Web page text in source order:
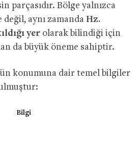
parçasıdır. Bölge yalnızca
aynı zamanda Hz.
yer olarak bilindiği için
da büyük öneme sahiptir.
konumuna dair temel bilgiler
Bilgi